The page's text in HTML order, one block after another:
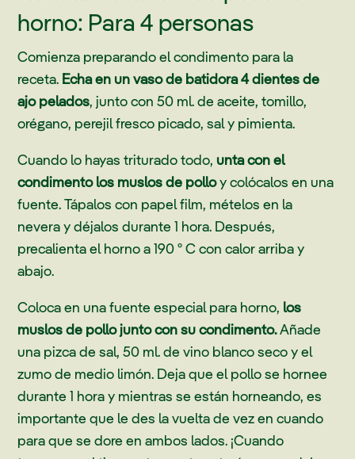
horno: Para 4 personas
Comienza preparando el condimento para la
receta. Echa en un vaso de batidora 4 dientes de
ajo pelados, junto con 50 ml. de aceite, tomillo,
orégano, perejil fresco picado, sal y pimienta.
Cuando lo hayas triturado todo, unta con el
condimento los muslos de polloy colócalos en una
fuente. Tápalos con papel film, mételos en la
nevera y déjalos durante 1 hora. Después,
precalienta el horno a 190 º C con calor arriba y
abajo.
Coloca en una fuente especial para horno, los
muslos de pollo junto con su condimento.Añade
una pizca de sal, 50 ml. de vino blanco seco y el
zumo de medio limón. Deja que el pollo se hornee
durante 1 hora y mientras se están horneando, es
importante que le des la vuelta de vez en cuando
para que se dore en ambos lados. ¡Cuando